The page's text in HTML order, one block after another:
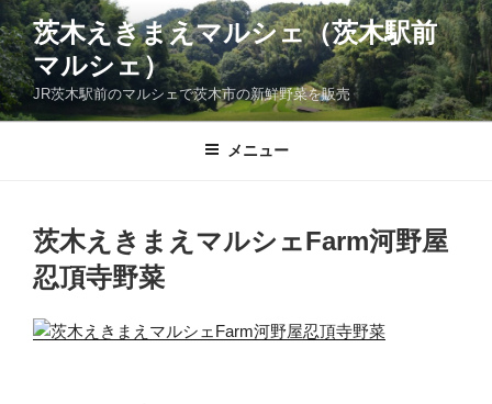
コ
ン
テ
ン
ツ
茨木えきまえマルシェ（茨木駅前
マルシェ）
JR茨木駅前のマルシェで茨木市の新鮮野菜を販売
メニュー
茨木えきまえマルシェFarm河野屋
忍頂寺野菜